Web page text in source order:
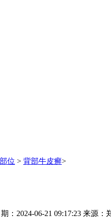
位 > 背部牛皮癣>
：2024-06-21 09:17:23 来源：